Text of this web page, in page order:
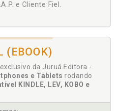
e Cliente Fiel.
(EBOOK)
da Juruá Editora -
e Tablets rodando
KINDLE, LEV, KOBO e